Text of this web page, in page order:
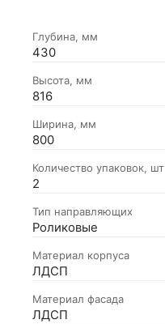
Глубина, мм
430
Высота, мм
816
Ширина, мм
800
Количество упаковок, шт
2
Тип направляющих
Роликовые
Материал корпуса
ЛДСП
Материал фасада
ЛДСП